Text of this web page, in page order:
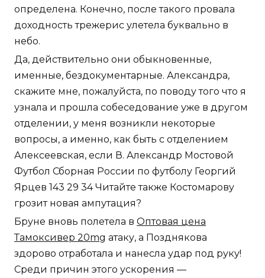
определена. Конечно, после такого провала
доходность трежерис улетела буквально в
небо.
Да, действительно они обыкновенные,
именные, бездокументарные. Александра,
скажите мне, пожалуйста, по поводу того что я
узнала и прошла собеседование уже в другом
отделении, у меня возникли некоторые
вопросы, а именно, как быть с отделением
Алексеевская, если В. Александр Мостовой
Футбол Сборная России по футболу Георгий
Ярцев 143 29 34 Читайте также Костомарову
грозит новая ампутация?
Бруне вновь полетела в Оптовая цена
Тамоксивер 20mg атаку, а Позднякова
здорово отработала и нанесла удар под руку!
Среди причин этого ускорения —